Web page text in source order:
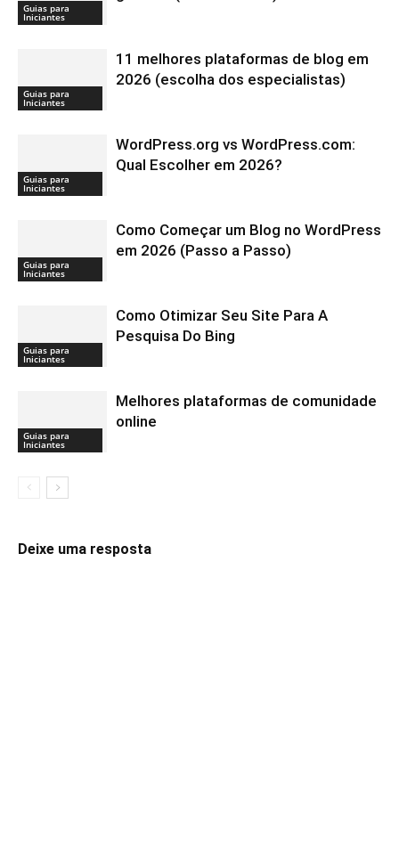
Guias para
Iniciantes
Guias para
Iniciantes
11 melhores plataformas de blog em
2026 (escolha dos especialistas)
Guias para
Iniciantes
WordPress.org vs WordPress.com:
Qual Escolher em 2026?
Guias para
Iniciantes
Como Começar um Blog no WordPress
em 2026 (Passo a Passo)
Guias para
Iniciantes
Como Otimizar Seu Site Para A
Pesquisa Do Bing
Guias para
Iniciantes
Melhores plataformas de comunidade
online
Deixe uma resposta